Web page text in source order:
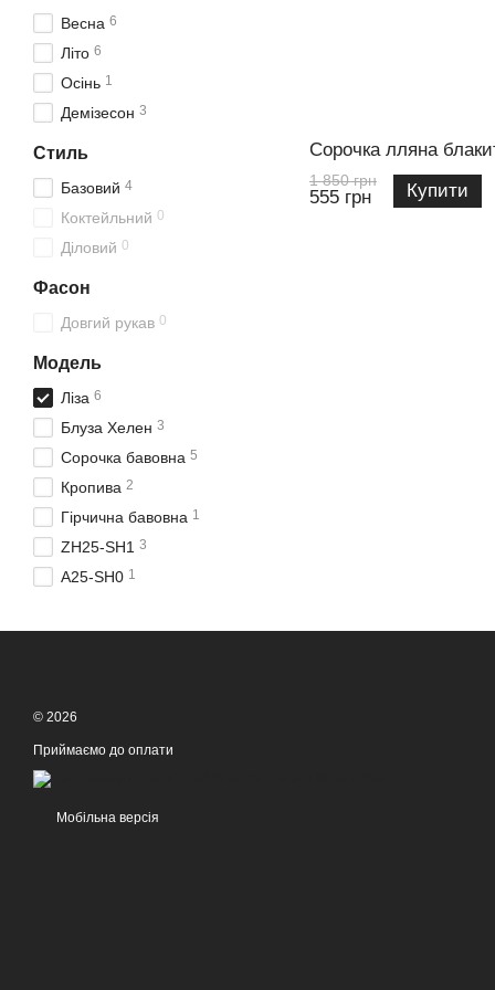
Сорочка лляна
1 850 грн
555 грн Купити
Весна 6
Літо 6
Осінь 1
Демізесон 3
Стиль
Базовий 4
Коктейльний 0
Діловий 0
Фасон
Довгий рукав 0
Модель
Ліза 6
Блуза Хелен 3
Сорочка бавовна 5
Кропива 2
Гірчична бавовна 1
ZH25-SH1 3
A25-SH0 1
© 2026
Приймаємо до оплати
Мобільна версія